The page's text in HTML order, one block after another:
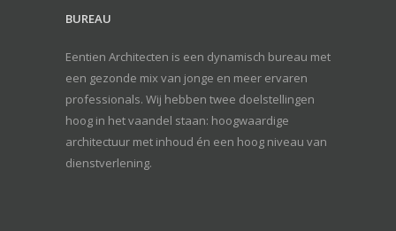
BUREAU
Eentien Architecten is een dynamisch bureau met
een gezonde mix van jonge en meer ervaren
professionals. Wij hebben twee doelstellingen
hoog in het vaandel staan: hoogwaardige
architectuur met inhoud én een hoog niveau van
dienstverlening.